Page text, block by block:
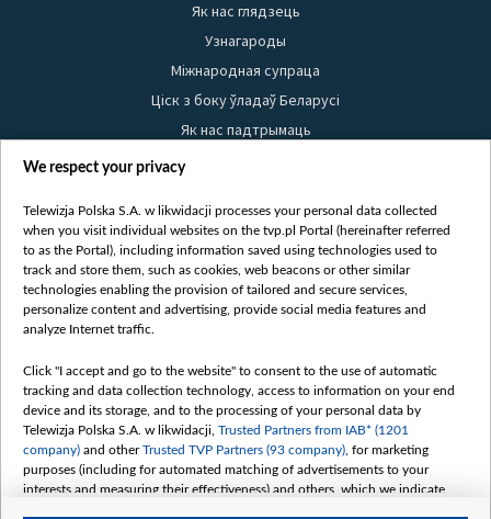
Як нас глядзець
Узнагароды
Міжнародная супраца
Ціск з боку ўладаў Беларусі
Як нас падтрымаць
Правілы выкарыстання матэрыялаў
Бяспека
Youtube
Белсат news
Белсат Shorts
Жэстачайшы мульт
Belsat English
Biełsat PL
Белсат Now
Белсат History
We respect your privacy
Telewizja Polska S.A. w likwidacji processes your personal data collected
when you visit individual websites on the tvp.pl Portal (hereinafter referred
to as the Portal), including information saved using technologies used to
track and store them, such as cookies, web beacons or other similar
technologies enabling the provision of tailored and secure services,
personalize content and advertising, provide social media features and
analyze Internet traffic.
Click "I accept and go to the website" to consent to the use of automatic
tracking and data collection technology, access to information on your end
device and its storage, and to the processing of your personal data by
Telewizja Polska S.A. w likwidacji, Trusted Partners from IAB* (1201
company) and otherTrusted TVP Partners (93 company) , for marketing
purposes (including for automated matching of advertisements to your
interests and measuring their effectiveness) and others, which we indicate